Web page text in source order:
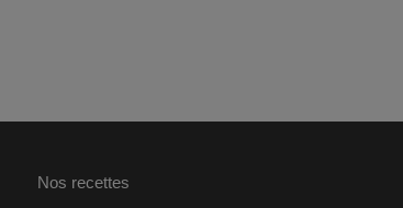
Nos recettes